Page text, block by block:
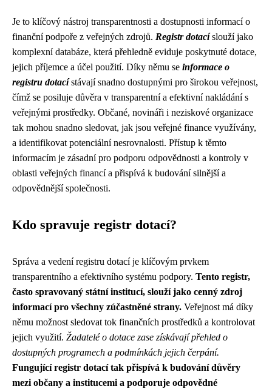
Je to klíčový nástroj transparentnosti a dostupnosti informací o
finanční podpoře z veřejných zdrojů. Registr dotacíslouží jako
komplexní databáze, která přehledně eviduje poskytnuté dotace,
jejich příjemce a účel použití. Díky němu se informace o
registru dotacístávají snadno dostupnými pro širokou veřejnost,
čímž se posiluje důvěra v transparentní a efektivní nakládání s
veřejnými prostředky. Občané, novináři i neziskové organizace
tak mohou snadno sledovat, jak jsou veřejné finance využívány,
a identifikovat potenciální nesrovnalosti. Přístup k těmto
informacím je zásadní pro podporu odpovědnosti a kontroly v
oblasti veřejných financí a přispívá k budování silnější a
odpovědnější společnosti.
Kdo spravuje registr dotací?
Správa a vedení registru dotací je klíčovým prvkem
transparentního a efektivního systému podpory. Tento registr,
často spravovaný státní institucí, slouží jako cenný zdroj
informací pro všechny zúčastněné strany. Veřejnost má díky
němu možnost sledovat tok finančních prostředků a kontrolovat
jejich využití. Žadatelé o dotace zase získávají přehled o
dostupných programech a podmínkách jejich čerpání.
Fungující registr dotací tak přispívá k budování důvěry
mezi občany a institucemi a podporuje odpovědné